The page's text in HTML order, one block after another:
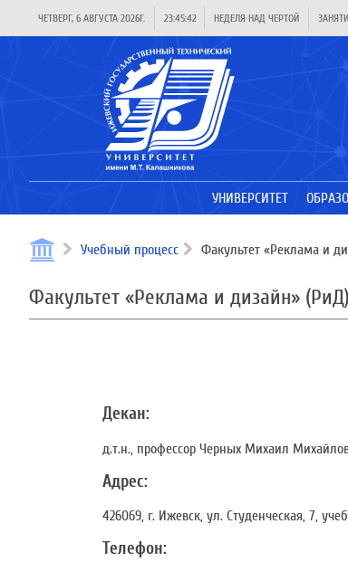
ЧЕТВЕРГ, 6 АВГУСТА 2026Г. 23:45:42 НЕДЕЛЯ НАД ЧЕРТОЙ
УНИВЕРСИТЕТ
Учебный процесс Факультет «Реклама и
Факультет «Реклама и дизайн» (РиД)
Декан:
д.т.н., профессор Черных Михаил
Адрес:
426069, г. Ижевск, ул. Студенческая, 7,
Телефон: